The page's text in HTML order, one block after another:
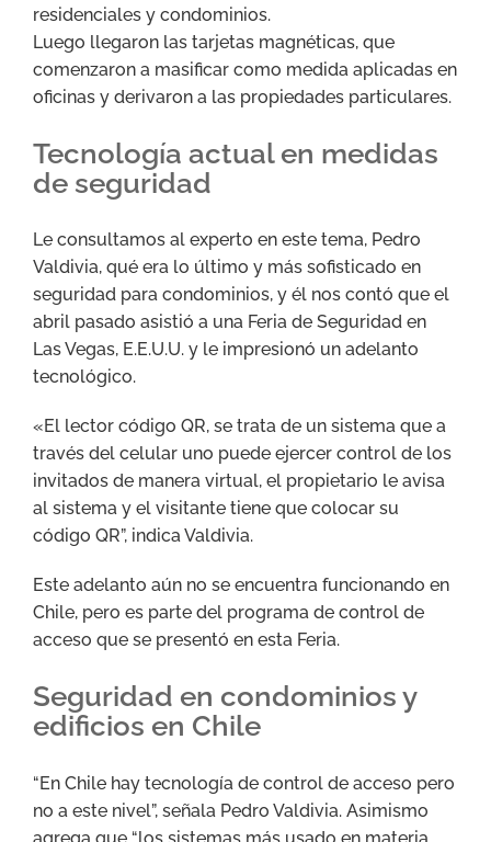
residenciales y condominios.
Luego llegaron las tarjetas magnéticas, que
comenzaron a masificar como medida aplicadas en
oficinas y derivaron a las propiedades particulares.
Tecnología actual en medidas
de seguridad
Le consultamos al experto en este tema, Pedro
Valdivia, qué era lo último y más sofisticado en
seguridad para condominios, y él nos contó que el
abril pasado asistió a una Feria de Seguridad en
Las Vegas, E.E.U.U. y le impresionó un adelanto
tecnológico.
«El lector código QR, se trata de un sistema que a
través del celular uno puede ejercer control de los
invitados de manera virtual, el propietario le avisa
al sistema y el visitante tiene que colocar su
código QR”, indica Valdivia.
Este adelanto aún no se encuentra funcionando en
Chile, pero es parte del programa de control de
acceso que se presentó en esta Feria.
Seguridad en condominios y
edificios en Chile
“En Chile hay tecnología de control de acceso pero
no a este nivel”, señala Pedro Valdivia. Asimismo
agrega que “los sistemas más usado en materia